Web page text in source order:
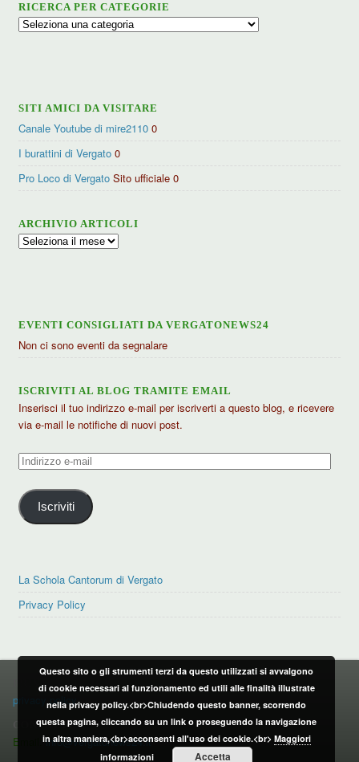
RICERCA PER CATEGORIE
Ricerca
SITI AMICI DA VISITARE
Canale Youtube di mire2110 0
I burattini di Vergato 0
Pro Loco di Vergato Sito ufficiale 0
ARCHIVIO ARTICOLI
Archivio
EVENTI CONSIGLIATI DA VERGATONEWS24
Non ci sono eventi da segnalare
ISCRIVITI AL BLOG TRAMITE EMAIL
Inserisci il tuo indirizzo e-mail per iscriverti a questo blog, e ricevere
via e-mail le notifiche di nuovi post.
Indirizzo
mail
Iscriviti
La Schola Cantorum di Vergato
Privacy Policy
PRIVACY POLICY
privacy policy
CONTATTI:
Email:info@vergatonews24.it
Questo sito o gli strumenti terzi da questo utilizzati si avvalgono
di cookie necessari al funzionamento ed utili alle finalità illustrate
nella privacy policy.<br>Chiudendo questo banner, scorrendo
questa pagina, cliccando su un link o proseguendo la navigazione
in altra maniera,<br>acconsenti all'uso dei cookie.<br> Maggiori
informazioni
Accetta